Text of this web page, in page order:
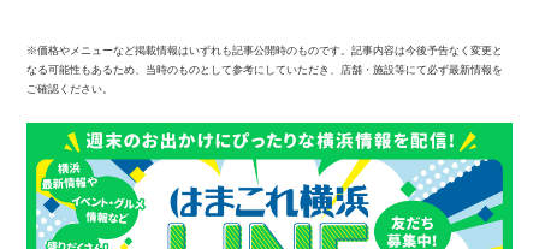
※価格やメニューなど掲載情報はいずれも記事公開時のものです。記事内容は今後予告なく変更と
なる可能性もあるため、当時のものとして参考にしていただき、店舗・施設等にて必ず最新情報を
ご確認ください。